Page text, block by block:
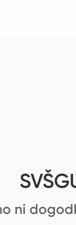
ni